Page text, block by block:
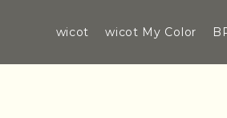
wicot wicot My Color